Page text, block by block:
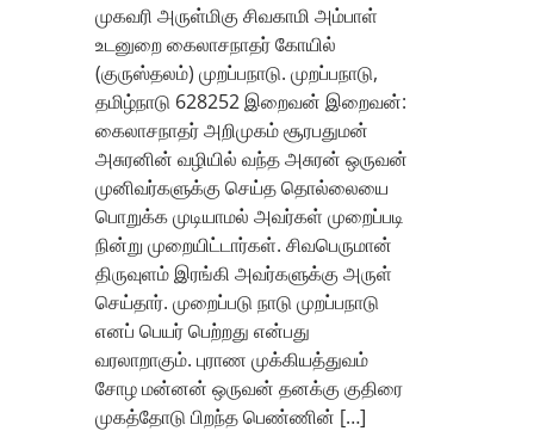
முகவரி அருள்மிகு சிவகாமி அம்பாள்
உடனுறை கைலாசநாதர் கோயில்
(குருஸ்தலம்) முறப்பநாடு. முறப்பநாடு,
தமிழ்நாடு 628252 இறைவன் இறைவன்:
கைலாசநாதர் அறிமுகம் சூரபதுமன்
அசுரனின் வழியில் வந்த அசுரன் ஒருவன்
முனிவர்களுக்கு செய்த தொல்லையை
பொறுக்க முடியாமல் அவர்கள் முறைப்படி
நின்று முறையிட்டார்கள். சிவபெருமான்
திருவுளம் இரங்கி அவர்களுக்கு அருள்
செய்தார். முறைப்படு நாடு முறப்பநாடு
எனப் பெயர் பெற்றது என்பது
வரலாறாகும். புராண முக்கியத்துவம்
சோழ மன்னன் ஒருவன் தனக்கு குதிரை
முகத்தோடு பிறந்த பெண்ணின் […]